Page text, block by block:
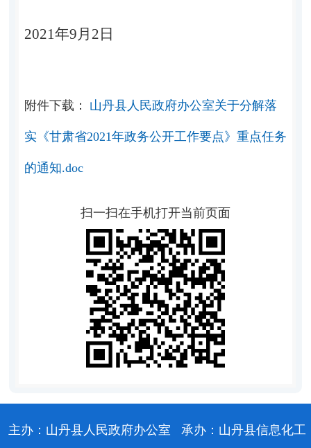
2021年9 月 2 日
附件下载： 山丹县人民政府办公室关于分解落
实《甘肃省2021年政务公开工作要点》重点任务
的通知.doc
扫一扫在手机打开当前页面
主办：山丹县人民政府办公室 承办：山丹县信息化工